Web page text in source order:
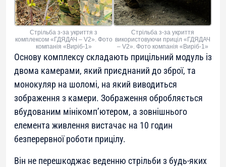
Стрільба з-за укриття з
комплексом «ГДЯДАЧ – V2». Фото
компанія «Виріб-1»
Стрільба з-за укриття
використовуючи приціл «ГДЯДАЧ
– V2». Фото компанія «Виріб-1»
Основу комплексу складають прицільний модуль із
двома камерами, який приєднаний до зброї, та
монокуляр на шоломі, на який виводиться
зображення з камери. Зображення обробляється
вбудованим мінікомп’ютером, а зовнішнього
елемента живлення вистачає на 10 годин
безперервної роботи прицілу.
Він не перешкоджає веденню стрільби з будь-яких